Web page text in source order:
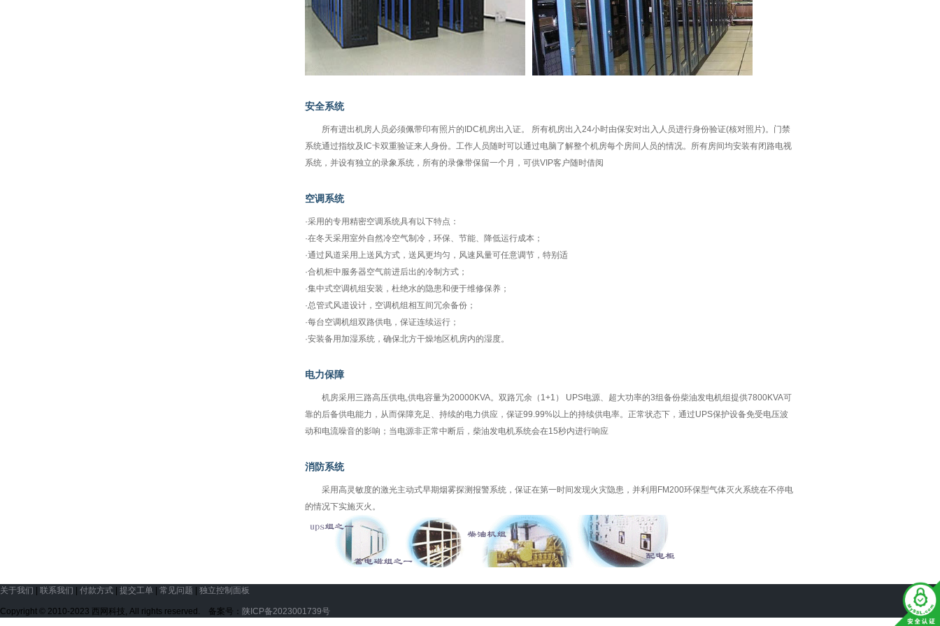
安全系统
所有进出机房人员必须佩带印有照片的IDC机房出入证。 所有机房出入24小时由保安对出入人员进行身份验证(核对照片)。门禁
系统通过指纹及IC卡双重验证来人身份。工作人员随时可以通过电脑了解整个机房每个房间人员的情况。所有房间均安装有闭路电视
系统，并设有独立的录象系统，所有的录像带保留一个月，可供VIP客户随时借阅
空调系统
·采用的专用精密空调系统具有以下特点：
·在冬天采用室外自然冷空气制冷，环保、节能、降低运行成本；
·通过风道采用上送风方式，送风更均匀，风速风量可任意调节，特别适
·合机柜中服务器空气前进后出的冷制方式；
·集中式空调机组安装，杜绝水的隐患和便于维修保养；
·总管式风道设计，空调机组相互间冗余备份；
·每台空调机组双路供电，保证连续运行；
·安装备用加湿系统，确保北方干燥地区机房内的湿度。
电力保障
机房采用三路高压供电,供电容量为20000KVA。双路冗余（1+1） UPS电源、超大功率的3组备份柴油发电机组提供7800KVA可
靠的后备供电能力，从而保障充足、持续的电力供应，保证99.99%以上的持续供电率。正常状态下，通过UPS保护设备免受电压波
动和电流噪音的影响；当电源非正常中断后，柴油发电机系统会在15秒内进行响应
消防系统
采用高灵敏度的激光主动式早期烟雾探测报警系统，保证在第一时间发现火灾隐患，并利用FM200环保型气体灭火系统在不停电
的情况下实施灭火。
关于我们 联系我们 付款方式 提交工单 常见问题 独立控制面板
Copyright © 2010-2023 西网科技, All rights reserved. 备案号： 陕ICP备2023001739号